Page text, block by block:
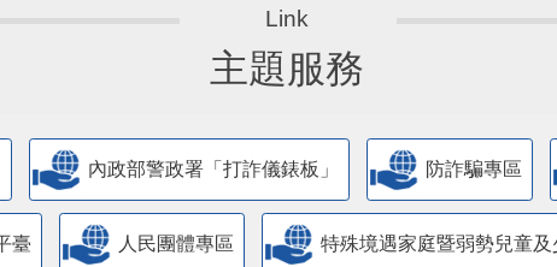
主題服務
內政部警政署「打詐儀錶板」 防詐騙專區
臺 人民團體專區 特殊境遇家庭暨弱勢兒童